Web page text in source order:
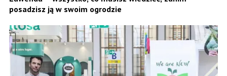
posadzisz ją w swoim ogrodzie